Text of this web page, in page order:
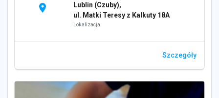
location_on
Lublin (Czuby),
ul. Matki Teresy z Kalkuty 18A
Lokalizacja
Szczegóły